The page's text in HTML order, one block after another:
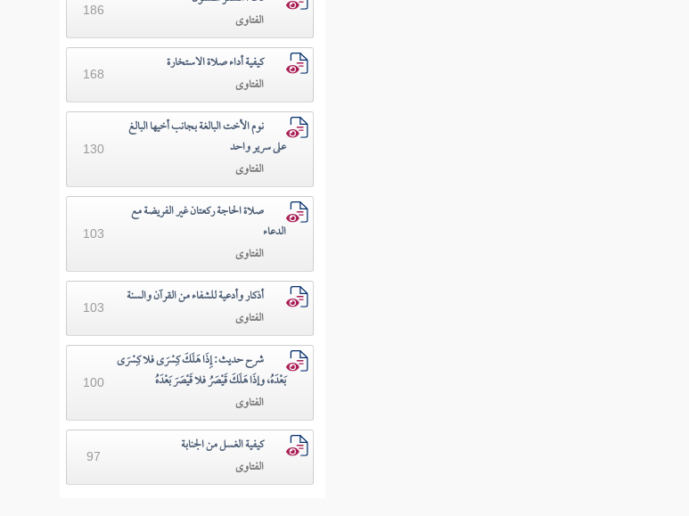
الفتاوى
186
كيفية أداء صلاة الاستخارة
الفتاوى
168
نوم الأخت البالغة بجانب أخيها البالغ
على سرير واحد
الفتاوى
130
صلاة الحاجة ركعتان غير الفريضة مع
الدعاء
الفتاوى
103
أذكار وأدعية للشفاء من القرآن والسنة
الفتاوى
103
شرح حديث: إِذَا هَلَكَ كِسْرَى فلا كِسْرَى
بَعْدَهُ، وإذَا هَلَكَ قَيْصَرُ فلا قَيْصَرَ بَعْدَهُ
الفتاوى
100
كيفية الغسل من الجنابة
الفتاوى
97